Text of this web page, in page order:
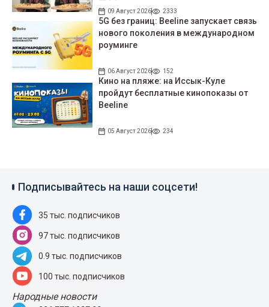
09 Август 2026 2333
5G без границ: Beeline запускает связь
нового поколения в международном
роуминге
06 Август 2026 152
Кино на пляже: на Иссык-Куле
пройдут беcплатные кинопоказы от
Beeline
05 Август 2026 234
Подписывайтесь на наши соцсети!
35 тыс. подписчиков
97 тыс. подписчиков
0.9 тыс. подписчиков
100 тыс. подписчиков
Народные новости